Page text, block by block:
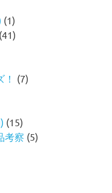
(1)
(41)
(7)
(15)
考察 (5)